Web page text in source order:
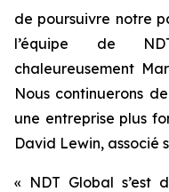
de poursuivre notre
l’équipe de
chaleureusement
Nous continuerons
une entreprise plus
David Lewin, associé
« NDT Global s’est